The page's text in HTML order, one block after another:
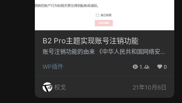
B2 Pro主题实现账号注销功能
账号注销功能的由来 《中华人民共和国网络安全
反法律、行政法规的规定或者双方的约定收集、
个人信息；发现网络运营者收集、存储的其个人
信息有错误的，有权要求网络运营者予以更正。
网络运营者应当采取措施予以删除或者更正。”
WP插件 1.4k 0
权戈 21年10月6日